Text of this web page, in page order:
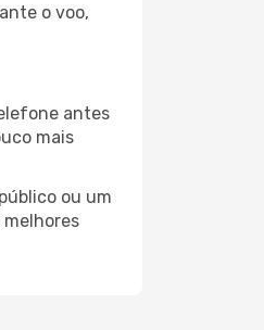
o voo,
antes
mais
ou um